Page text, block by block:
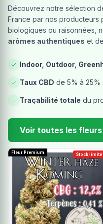
Découvrez notre sélection
France par nos producteurs
biologiques ou raisonnées,
arômes authentiques et
Indoor, Outdoor,
Taux CBD de 5% à 25%
Traçabilité totale du
Voir toutes les fleurs
Stock limité
Fleur Premium